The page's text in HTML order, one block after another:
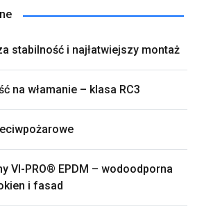
stabilność i najłatwiejszy montaż
na włamanie – klasa RC3
VI-PRO® EPDM – wodoodporna
i fasad